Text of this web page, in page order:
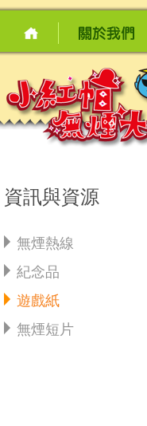
資訊與資源
無煙熱線
紀念品
遊戲紙
無煙短片